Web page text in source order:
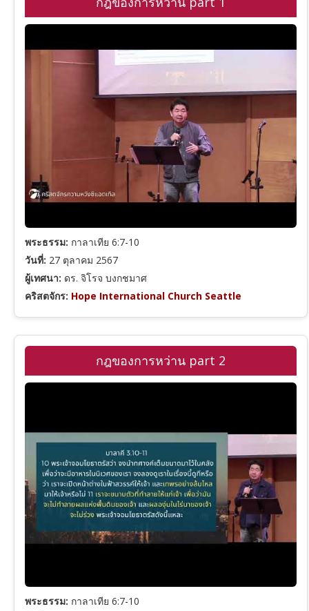
พระธรรม: กาลาเทีย 6:7-10
วันที่: 27 ตุลาคม 2567
ผู้เทศนา: ดร. จิโรจ บงกชมาศ
คริสตจักร: Hope International Church Seattle
กฎของการหว่าน part 2
พระธรรม: กาลาเทีย 6:7-10